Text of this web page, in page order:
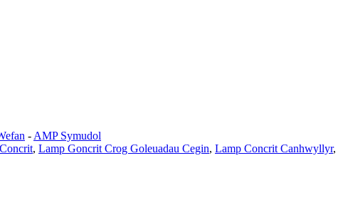
- AMP Symudol
, Lamp Goncrit Crog Goleuadau Cegin, Lamp Concrit Canhwyllyr,